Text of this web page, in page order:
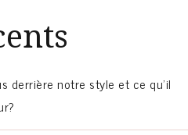
derrière notre style et ce qu’il